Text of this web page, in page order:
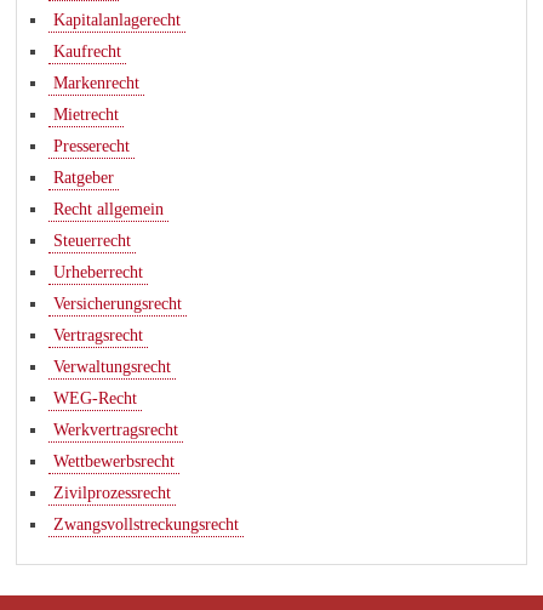
Kapitalanlagerecht
Kaufrecht
Markenrecht
Mietrecht
Presserecht
Ratgeber
Recht allgemein
Steuerrecht
Urheberrecht
Versicherungsrecht
Vertragsrecht
Verwaltungsrecht
WEG-Recht
Werkvertragsrecht
Wettbewerbsrecht
Zivilprozessrecht
Zwangsvollstreckungsrecht